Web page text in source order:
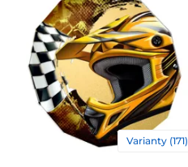
Varianty (171)